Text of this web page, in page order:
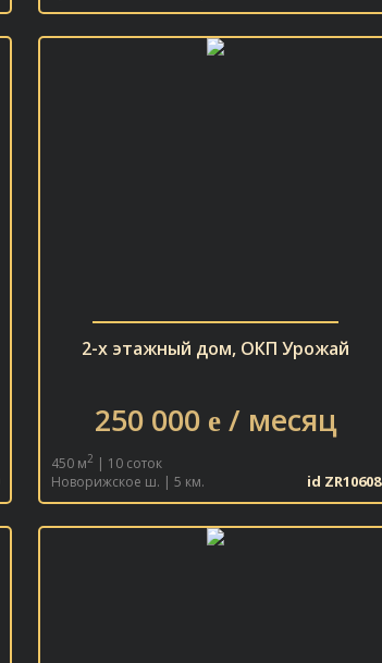
2-х этажный дом, ОКП Урожай
250 000 e/ месяц
450 м2 | 10 соток
Новорижское ш. | 5 км.
id ZR10608
В ИЗБРАННОЕ
В ИЗБРАННОЕ